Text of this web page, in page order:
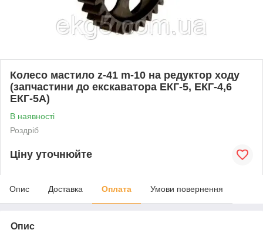
Колесо мастило z-41 m-10 на редуктор ходу
(запчастини до екскаватора ЕКГ-5, ЕКГ-4,6
ЕКГ-5А)
В наявності
Роздріб
Ціну уточнюйте
Опис Доставка Оплата Умови повернення
Опис